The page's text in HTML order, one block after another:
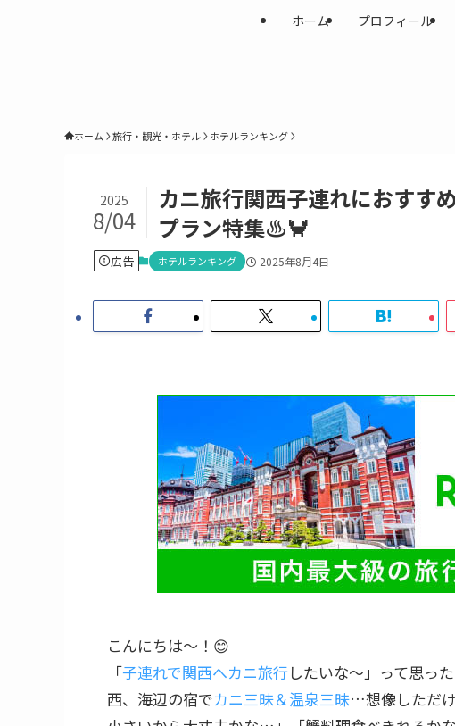
ホーム プロフィール
ホーム 旅行・観光・ホテル ホテルランキング
カニ旅行関西子連れにおすす
プラン特集♨️🦀
2025
8/04
広告 ホテルランキング 2025年8月4日
こんにちは～！😊
「子連れで関西へカニ旅行したいな～」って思っ
西、海辺の宿でカニ三昧＆温泉三昧…想像しただ